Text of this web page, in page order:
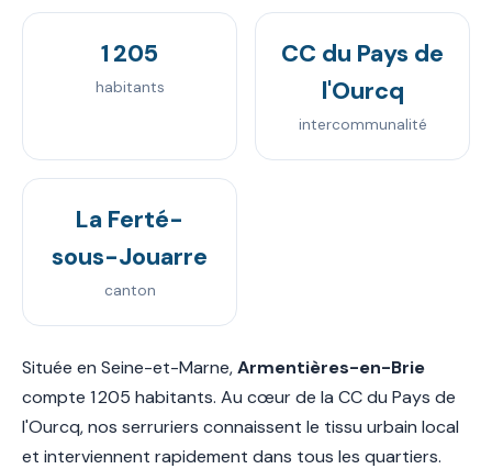
1 205
habitants
CC du Pays de
l'Ourcq
intercommunalité
La Ferté-
sous-Jouarre
canton
Située en Seine-et-Marne,Armentières-en-Brie
compte 1 205 habitants. Au cœur de la CC du Pays de
l'Ourcq, nos serruriers connaissent le tissu urbain local
et interviennent rapidement dans tous les quartiers.